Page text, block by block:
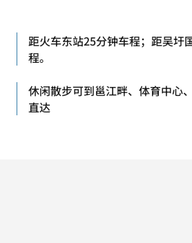
距火车东站25分钟车程；距吴圩
程。
休闲散步可到邕江畔、体育中心
直达